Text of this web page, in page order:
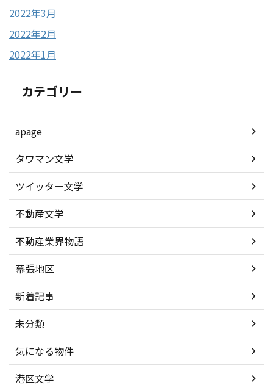
2022年3月
2022年2月
2022年1月
カテゴリー
apage
タワマン文学
ツイッター文学
不動産文学
不動産業界物語
幕張地区
新着記事
未分類
気になる物件
港区文学